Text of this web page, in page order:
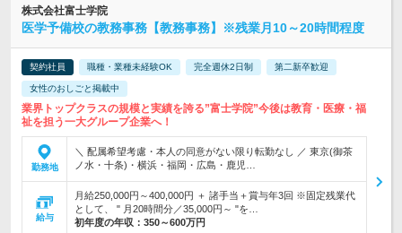
株式会社富士学院
医学予備校の教務事務【教務事務】※残業月10～20時間程度
契約社員 職種・業種未経験OK 完全週休2日制 第二新卒歓迎
女性のおしごと掲載中
業界トップクラスの規模と実績を誇る”富士学院”今後は教育・医療・福
祉を担う一大グループ企業へ！
勤務地
＼ 配属希望考慮・本人の同意がない限り転勤なし ／ 東京(御茶
ノ水・十条)・横浜・福岡・広島・鹿児…
給与
月給250,000円～400,000円 ＋ 諸手当＋賞与年3回 ※固定残業代
として、 " 月20時間分／35,000円～ "を…
初年度の年収： 350～600万円